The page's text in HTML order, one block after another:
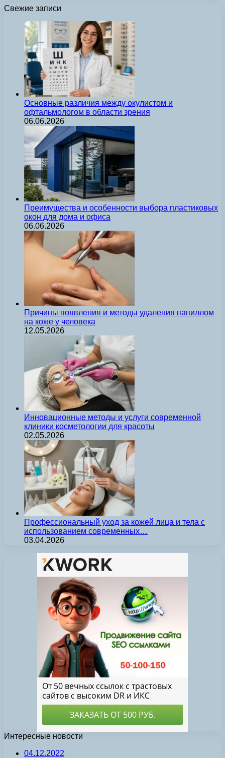
Свежие записи
Основные различия между окулистом и
офтальмологом в области зрения
06.06.2026
Преимущества и особенности выбора пластиковых
окон для дома и офиса
06.06.2026
Причины появления и методы удаления папиллом
на коже у человека
12.05.2026
Инновационные методы и услуги современной
клиники косметологии для красоты
02.05.2026
Профессиональный уход за кожей лица и тела с
использованием современных…
03.04.2026
Интересные новости
04.12.2022